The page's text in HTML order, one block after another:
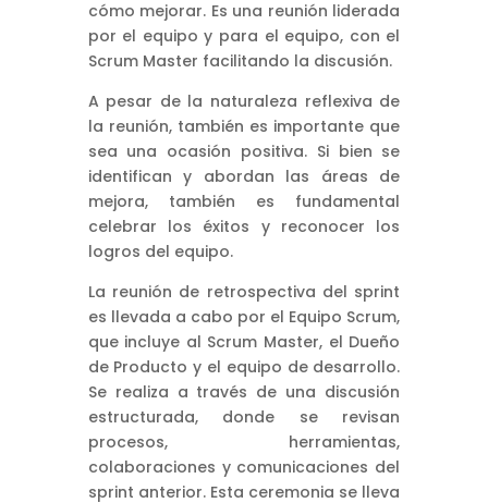
cómo mejorar. Es una reunión liderada
por el equipo y para el equipo, con el
Scrum Master facilitando la discusión.
A pesar de la naturaleza reflexiva de
la reunión, también es importante que
sea una ocasión positiva. Si bien se
identifican y abordan las áreas de
mejora, también es fundamental
celebrar los éxitos y reconocer los
logros del equipo.
La reunión de retrospectiva del sprint
es llevada a cabo por el Equipo Scrum,
que incluye al Scrum Master, el Dueño
de Producto y el equipo de desarrollo.
Se realiza a través de una discusión
estructurada, donde se revisan
procesos, herramientas,
colaboraciones y comunicaciones del
sprint anterior. Esta ceremonia se lleva